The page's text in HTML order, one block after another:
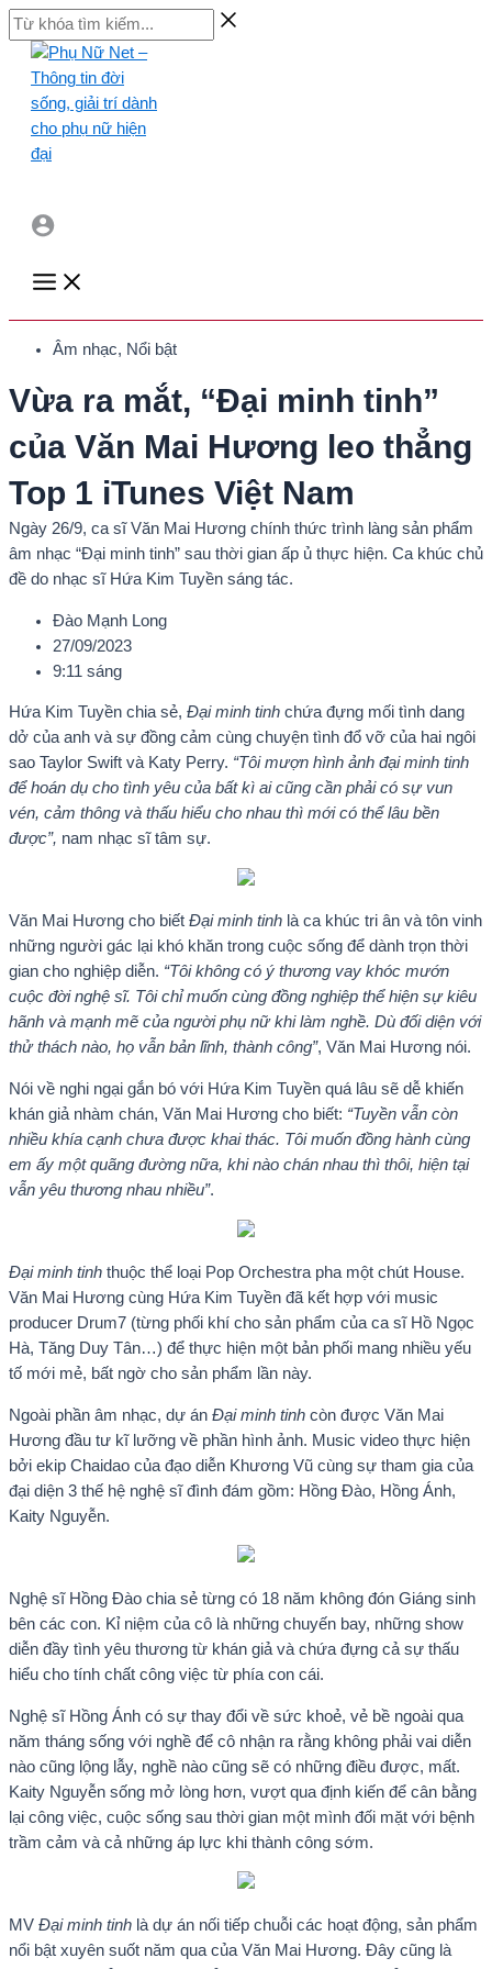
Skip
to
content
Từ
khóa
kiếm...
Main
Menu
Âm nhạc, Nổi bật
Vừa ra mắt, “Đại minh tinh”
của Văn Mai Hương leo thẳng
Top 1 iTunes Việt Nam
Ngày 26/9, ca sĩ Văn Mai Hương chính thức trình làng sản phẩm
âm nhạc “Đại minh tinh” sau thời gian ấp ủ thực hiện. Ca khúc chủ
đề do nhạc sĩ Hứa Kim Tuyền sáng tác.
Đào Mạnh Long
27/09/2023
9:11 sáng
Hứa Kim Tuyền chia sẻ, Đại minh tinh chứa đựng mối tình dang
dở của anh và sự đồng cảm cùng chuyện tình đổ vỡ của hai ngôi
sao Taylor Swift và Katy Perry. “Tôi mượn hình ảnh đại minh tinh
để hoán dụ cho tình yêu của bất kì ai cũng cần phải có sự vun
vén, cảm thông và thấu hiểu cho nhau thì mới có thể lâu bền
được”, nam nhạc sĩ tâm sự.
Văn Mai Hương cho biết Đại minh tinh là ca khúc tri ân và tôn vinh
những người gác lại khó khăn trong cuộc sống để dành trọn thời
gian cho nghiệp diễn. “Tôi không có ý thương vay khóc mướn
cuộc đời nghệ sĩ. Tôi chỉ muốn cùng đồng nghiệp thể hiện sự kiêu
hãnh và mạnh mẽ của người phụ nữ khi làm nghề. Dù đối diện với
thử thách nào, họ vẫn bản lĩnh, thành công”, Văn Mai Hương nói.
Nói về nghi ngại gắn bó với Hứa Kim Tuyền quá lâu sẽ dễ khiến
khán giả nhàm chán, Văn Mai Hương cho biết: “Tuyền vẫn còn
nhiều khía cạnh chưa được khai thác. Tôi muốn đồng hành cùng
em ấy một quãng đường nữa, khi nào chán nhau thì thôi, hiện tại
vẫn yêu thương nhau nhiều”.
Đại minh tinh thuộc thể loại Pop Orchestra pha một chút House.
Văn Mai Hương cùng Hứa Kim Tuyền đã kết hợp với music
producer Drum7 (từng phối khí cho sản phẩm của ca sĩ Hồ Ngọc
Hà, Tăng Duy Tân…) để thực hiện một bản phối mang nhiều yếu
tố mới mẻ, bất ngờ cho sản phẩm lần này.
Ngoài phần âm nhạc, dự án Đại minh tinh còn được Văn Mai
Hương đầu tư kĩ lưỡng về phần hình ảnh. Music video thực hiện
bởi ekip Chaidao của đạo diễn Khương Vũ cùng sự tham gia của
đại diện 3 thế hệ nghệ sĩ đình đám gồm: Hồng Đào, Hồng Ánh,
Kaity Nguyễn.
Nghệ sĩ Hồng Đào chia sẻ từng có 18 năm không đón Giáng sinh
bên các con. Kỉ niệm của cô là những chuyến bay, những show
diễn đầy tình yêu thương từ khán giả và chứa đựng cả sự thấu
hiểu cho tính chất công việc từ phía con cái.
Nghệ sĩ Hồng Ánh có sự thay đổi về sức khoẻ, vẻ bề ngoài qua
năm tháng sống với nghề để cô nhận ra rằng không phải vai diễn
nào cũng lộng lẫy, nghề nào cũng sẽ có những điều được, mất.
Kaity Nguyễn sống mở lòng hơn, vượt qua định kiến để cân bằng
lại công việc, cuộc sống sau thời gian một mình đối mặt với bệnh
trầm cảm và cả những áp lực khi thành công sớm.
MV Đại minh tinh là dự án nối tiếp chuỗi các hoạt động, sản phẩm
nổi bật xuyên suốt năm qua của Văn Mai Hương. Đây cũng là